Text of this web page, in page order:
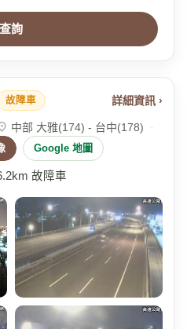
查詢
故障車 詳細資訊 ›
中部 大雅(174) - 台中(178)
·
Google 地圖
故障車